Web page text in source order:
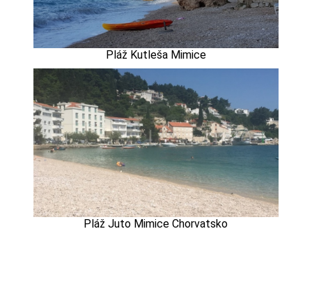
Pláž Kutleša Mimice
Pláž Juto Mimice Chorvatsko